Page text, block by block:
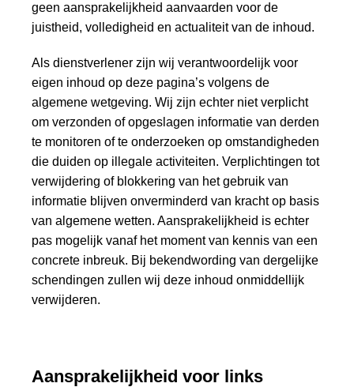
geen aansprakelijkheid aanvaarden voor de
juistheid, volledigheid en actualiteit van de inhoud.
Als dienstverlener zijn wij verantwoordelijk voor
eigen inhoud op deze pagina’s volgens de
algemene wetgeving. Wij zijn echter niet verplicht
om verzonden of opgeslagen informatie van derden
te monitoren of te onderzoeken op omstandigheden
die duiden op illegale activiteiten. Verplichtingen tot
verwijdering of blokkering van het gebruik van
informatie blijven onverminderd van kracht op basis
van algemene wetten. Aansprakelijkheid is echter
pas mogelijk vanaf het moment van kennis van een
concrete inbreuk. Bij bekendwording van dergelijke
schendingen zullen wij deze inhoud onmiddellijk
verwijderen.
Aansprakelijkheid voor links